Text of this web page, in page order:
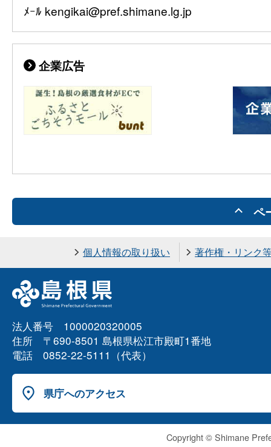
ﾒｰﾙ kengikai@pref.shimane.lg.jp
企業広告
ペ
個人情報の取り扱い 著作権・リンク
法人番号 1000020320005
住所 〒690-8501 島根県松江市殿町1番地
電話 0852-22-5111（代表）
県庁へのアクセス
Copyright © Shimane